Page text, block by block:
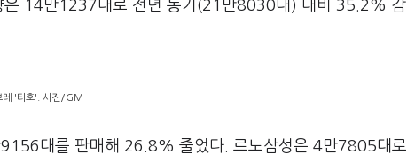
은 14만1237대로 전년 동기(21만8030대) 대비 35.2% 감
레 '타호'. 사진/GM
대를 판매해 26.8% 줄었다. 르노삼성은 4만7805대로